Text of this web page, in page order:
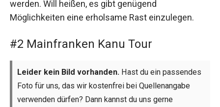
werden. Will heißen, es gibt genügend
Möglichkeiten eine erholsame Rast einzulegen.
#2 Mainfranken Kanu Tour
Leider kein Bild vorhanden. Hast du ein passendes
Foto für uns, das wir kostenfrei bei Quellenangabe
verwenden dürfen? Dann kannst du uns gerne